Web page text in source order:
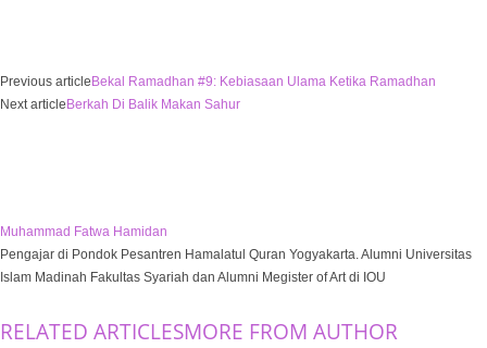
Previous article Bekal Ramadhan #9: Kebiasaan Ulama Ketika Ramadhan
Next article Berkah Di Balik Makan Sahur
Muhammad Fatwa Hamidan
Pengajar di Pondok Pesantren Hamalatul Quran Yogyakarta. Alumni Universitas
Islam Madinah Fakultas Syariah dan Alumni Megister of Art di IOU
RELATED ARTICLESMORE FROM AUTHOR